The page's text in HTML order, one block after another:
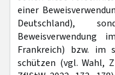
einer
Deutschland),
Beweisverwendung
Frankreich) bzw. im
schützen (vgl. Wahl,